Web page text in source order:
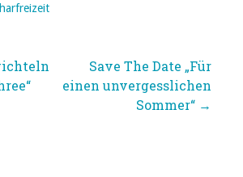
Save The Date „Für
einen unvergesslichen
Sommer“ →